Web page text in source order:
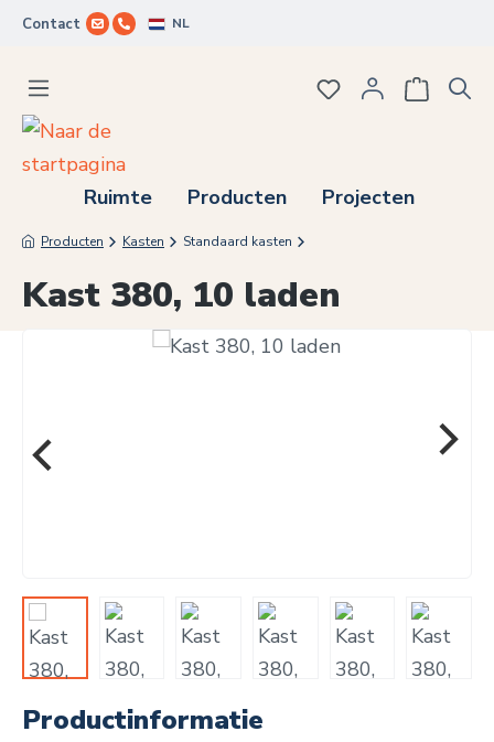
Ga naar de hoofdinhoud
Contact NL
Ruimte Producten Projecten
Je hebt 0 items
Producten Kasten Standaard kasten
Kast 380, 10 laden
Afbeeldingengalerij overslaan
Productinformatie